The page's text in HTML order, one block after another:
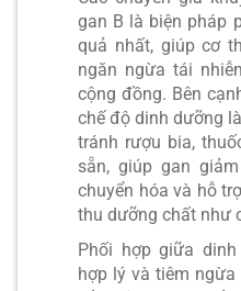
gan B là biện pháp
quả nhất, giúp cơ
ngăn ngừa tái
cộng đồng. Bên
chế độ dinh dưỡng
tránh rượu bia,
sẵn, giúp gan
chuyển hóa và hỗ
thu dưỡng chất như
Phối hợp giữa
hợp lý và tiêm